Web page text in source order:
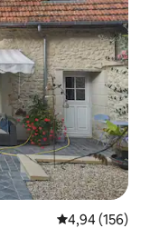
Gemiddelde
4,94 (156)